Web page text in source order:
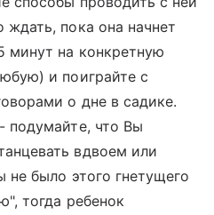
пока она начнет
минут на конкретную
и поиграйте с
о дне в садике.
подумайте, что Вы
вдвоем или
не было этого гнетущего
тогда ребенок